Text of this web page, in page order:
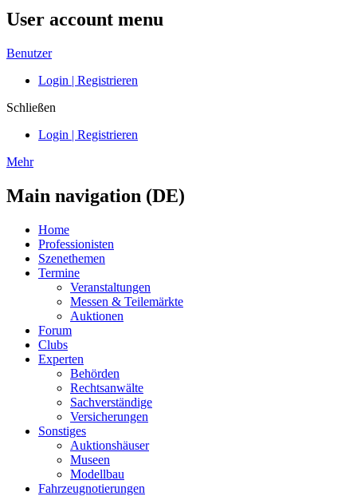
User account menu
Benutzer
Login | Registrieren
Schließen
Login | Registrieren
Mehr
Main navigation (DE)
Home
Professionisten
Szenethemen
Termine
Veranstaltungen
Messen & Teilemärkte
Auktionen
Forum
Clubs
Experten
Behörden
Rechtsanwälte
Sachverständige
Versicherungen
Sonstiges
Auktionshäuser
Museen
Modellbau
Fahrzeugnotierungen